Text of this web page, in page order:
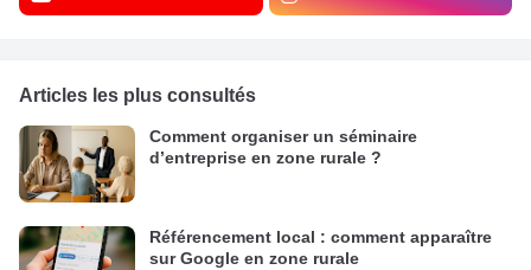
Articles les plus consultés
Comment organiser un séminaire
d’entreprise en zone rurale ?
Référencement local : comment apparaître
sur Google en zone rurale